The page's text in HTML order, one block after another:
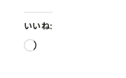
いいね:
読